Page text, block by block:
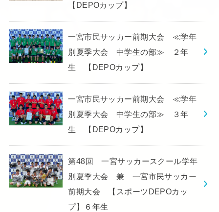
【DEPOカップ】
一宮市民サッカー前期大会 ≪学年
別夏季大会 中学生の部≫ ２年
生 【DEPOカップ】
一宮市民サッカー前期大会 ≪学年
別夏季大会 中学生の部≫ ３年
生 【DEPOカップ】
第48回 一宮サッカースクール学年
別夏季大会 兼 一宮市民サッカー
前期大会 【スポーツDEPOカッ
プ】６年生